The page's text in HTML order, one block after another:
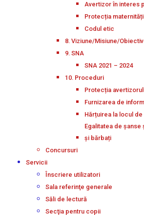
Avertizor în interes
Protecția
Codul etic
8. Viziune/Misiune/
9. SNA
SNA 2021 – 2024
10. Proceduri
Protecția
Furnizarea de
Hărțuirea la locul de
Egalitatea de
și bărbați
Concursuri
Servicii
Înscriere utilizatori
Sala referinţe generale
Săli de lectură
Secţia pentru copii